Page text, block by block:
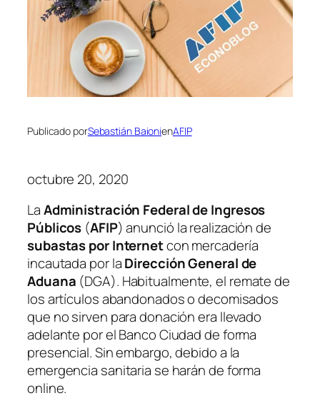
Publicado porSebastián BaionienAFIP
octubre 20, 2020
LaAdministración Federal de Ingresos
Públicos (AFIP)anunció la realización de
subastas por Internetcon mercadería
incautada por laDirección General de
Aduana (DGA). Habitualmente, el remate de
los artículos abandonados o decomisados
que no sirven para donación era llevado
adelante por el Banco Ciudad de forma
presencial. Sin embargo, debido a la
emergencia sanitaria se harán de forma
online.